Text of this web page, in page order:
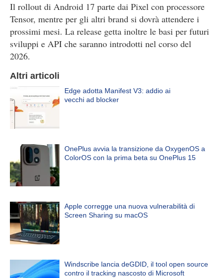
Il rollout di Android 17 parte dai Pixel con processore
Tensor, mentre per gli altri brand si dovrà attendere i
prossimi mesi. La release getta inoltre le basi per futuri
sviluppi e API che saranno introdotti nel corso del
2026.
Altri articoli
Edge adotta Manifest V3: addio ai
vecchi ad blocker
OnePlus avvia la transizione da OxygenOS a
ColorOS con la prima beta su OnePlus 15
Apple corregge una nuova vulnerabilità di
Screen Sharing su macOS
Windscribe lancia deGDID, il tool open source
contro il tracking nascosto di Microsoft